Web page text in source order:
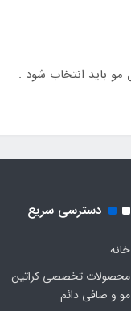
دسترسی سریع
خانه
محصولات تخصصی کراتین
مو و صافی دائم